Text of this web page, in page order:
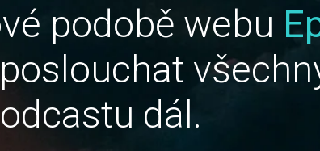
podobě webu
dál.